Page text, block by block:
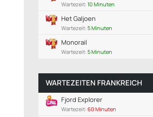
Wartezeit: 10 Minuten
Het Galjoen
Wartezeit: 5 Minuten
Monorail
Wartezeit: 5 Minuten
WARTEZEITEN FRANKREICH
Fjord Explorer
Wartezeit: 60 Minuten